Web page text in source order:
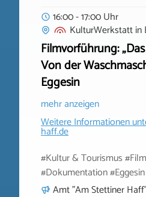
16:00 - 17:00 Uhr
KulturWerkstattin
Filmvorführung:
Von der
Eggesin
mehr anzeigen
Weitere Informationen
haff.de
#Kultur & Tourismus
#Dokumentation #Eggesin
Amt "Am Stettiner